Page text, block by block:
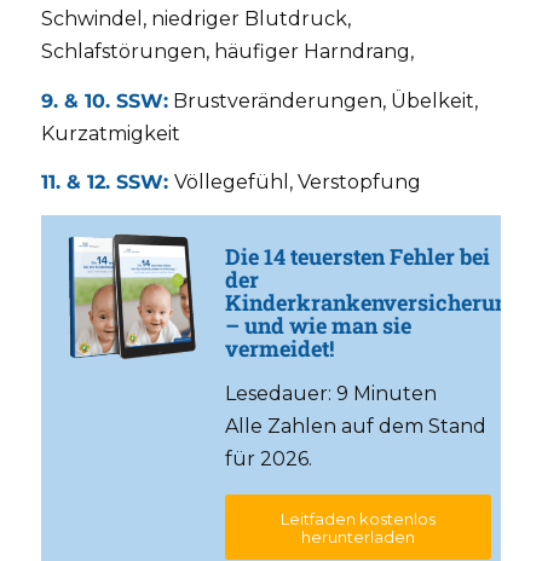
Schwindel, niedriger Blutdruck,
Schlafstörungen, häufiger Harndrang,
9. & 10. SSW:Brustveränderungen, Übelkeit,
Kurzatmigkeit
11. & 12. SSW: Völlegefühl, Verstopfung
Die 14 teuersten Fehler bei
der
Kinderkrankenversicherung
– und wie man sie
vermeidet!
Lesedauer: 9 Minuten
Alle Zahlen auf dem Stand
für 2026.
Leitfaden kostenlos
herunterladen